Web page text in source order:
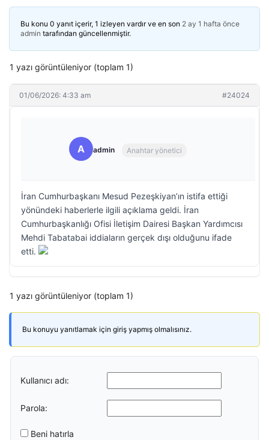
Bu konu 0 yanıt içerir, 1 izleyen vardır ve en son 2 ay 1 hafta önce
admin tarafından güncellenmiştir.
1 yazı görüntüleniyor (toplam 1)
01/06/2026: 4:33 am #24024
A admin Anahtar yönetici
İran Cumhurbaşkanı Mesud Pezeşkiyan’ın istifa ettiği
yönündeki haberlerle ilgili açıklama geldi. İran
Cumhurbaşkanlığı Ofisi İletişim Dairesi Başkan Yardımcısı
Mehdi Tabatabai iddiaların gerçek dışı olduğunu ifade
etti.
1 yazı görüntüleniyor (toplam 1)
Bu konuyu yanıtlamak için giriş yapmış olmalısınız.
Kullanıcı adı:
Parola:
Beni hatırla